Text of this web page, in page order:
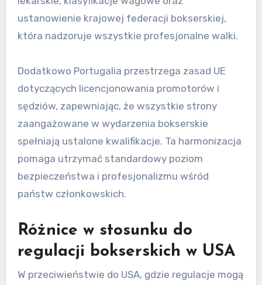
bokserskimi UE
Regulacje bokserskie w Portugalii są w dużej
się na bezpieczeństwie zawodników i uczciwej
rywalizacji. Obejmuje to obowiązkowe badania
lekarskie, klasyfikacje wagowe oraz
ustanowienie krajowej federacji bokserskiej,
która nadzoruje wszystkie profesjonalne walki.
Dodatkowo Portugalia przestrzega zasad UE
dotyczących licencjonowania promotorów i
zaangażowane w wydarzenia bokserskie
spełniają ustalone kwalifikacje. Ta harmonizacja
pomaga utrzymać standardowy poziom
bezpieczeństwa i profesjonalizmu wśród